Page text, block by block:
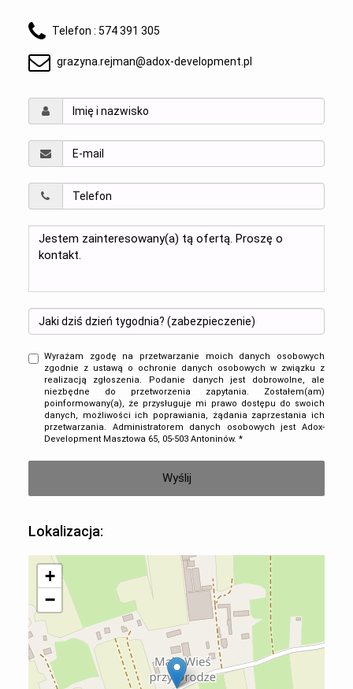
Telefon : 574 391 305
grazyna.rejman@adox-development.pl
Wyrażam zgodę na przetwarzanie moich danych osobowych
zgodnie z ustawą o ochronie danych osobowych w związku z
realizacją zgłoszenia. Podanie danych jest dobrowolne, ale
niezbędne do przetworzenia zapytania. Zostałem(am)
poinformowany(a), że przysługuje mi prawo dostępu do swoich
danych, możliwości ich poprawiania, żądania zaprzestania ich
przetwarzania. Administratorem danych osobowych jest Adox-
Development Masztowa 65, 05-503 Antoninów. *
Lokalizacja:
+
−